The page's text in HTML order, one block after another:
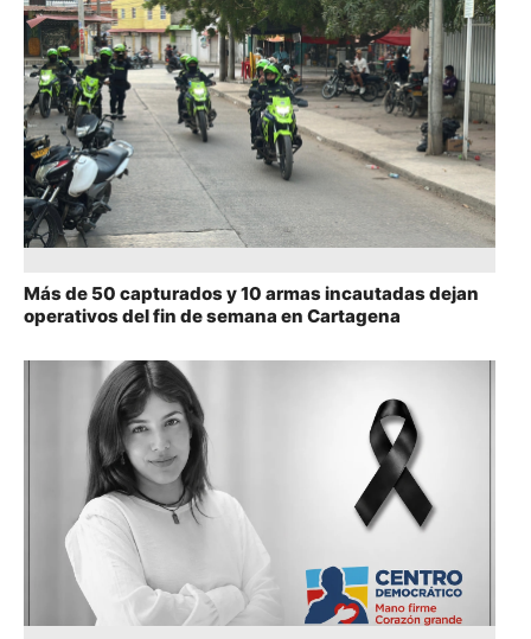
Más de 50 capturados y 10 armas incautadas dejan
operativos del fin de semana en Cartagena